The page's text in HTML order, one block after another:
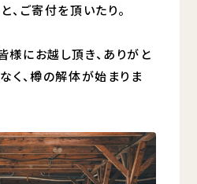
、ご寄付を頂いたり。
様にお越し頂き、ありがと
く、樽の解体が始まりま